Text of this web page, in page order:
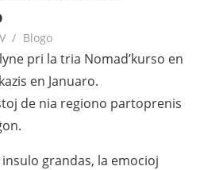
Blogo
pri la tria Nomad’kurso en
en Januaro.
de nia regiono partoprenis
grandas, la emocioj